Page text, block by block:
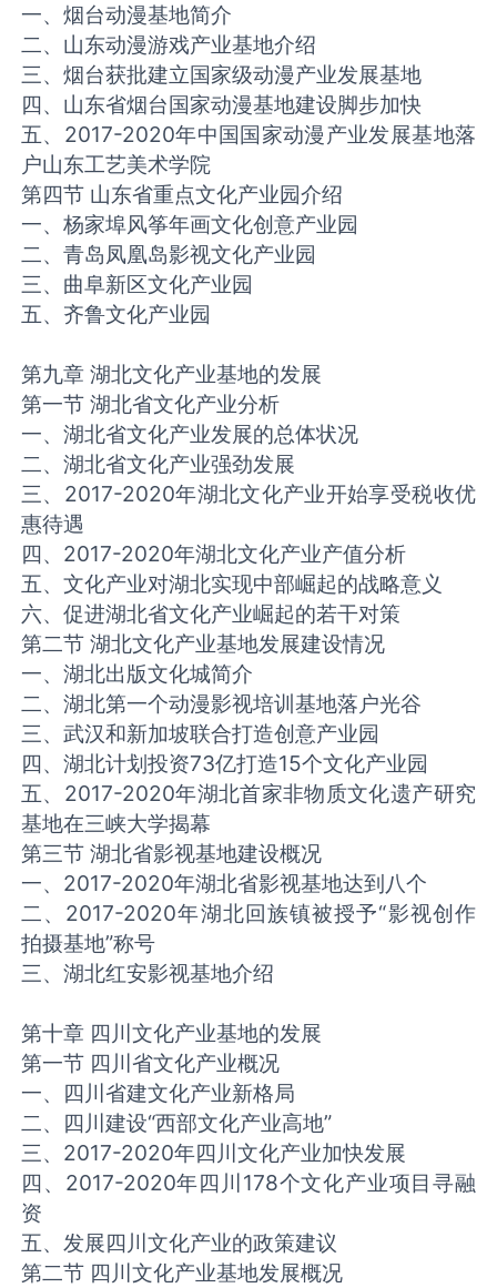
一、烟台动漫基地简介
二、山东动漫游戏产业基地介绍
三、烟台获批建立国家级动漫产业发展基地
四、山东省烟台国家动漫基地建设脚步加快
五、2017-2020年中国国家动漫产业发展基地落
户山东工艺美术学院
第四节 山东省重点文化产业园介绍
一、杨家埠风筝年画文化创意产业园
二、青岛凤凰岛影视文化产业园
三、曲阜新区文化产业园
五、齐鲁文化产业园
第九章 湖北文化产业基地的发展
第一节 湖北省文化产业分析
一、湖北省文化产业发展的总体状况
二、湖北省文化产业强劲发展
三、2017-2020年湖北文化产业开始享受税收优
惠待遇
四、2017-2020年湖北文化产业产值分析
五、文化产业对湖北实现中部崛起的战略意义
六、促进湖北省文化产业崛起的若干对策
第二节 湖北文化产业基地发展建设情况
一、湖北出版文化城简介
二、湖北第一个动漫影视培训基地落户光谷
三、武汉和新加坡联合打造创意产业园
四、湖北计划投资73亿打造15个文化产业园
五、2017-2020年湖北首家非物质文化遗产研究
基地在三峡大学揭幕
第三节 湖北省影视基地建设概况
一、2017-2020年湖北省影视基地达到八个
二、2017-2020年湖北回族镇被授予“影视创作
拍摄基地”称号
三、湖北红安影视基地介绍
第十章 四川文化产业基地的发展
第一节 四川省文化产业概况
一、四川省建文化产业新格局
二、四川建设“西部文化产业高地”
三、2017-2020年四川文化产业加快发展
四、2017-2020年四川178个文化产业项目寻融
资
五、发展四川文化产业的政策建议
第二节 四川文化产业基地发展概况